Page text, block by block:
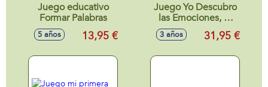
Juego educativo
Formar Palabras
5 años 13,95 €
Juego Yo Descubro
las Emociones, El
Monstruo de
Colores 10
3 años 31,95 €